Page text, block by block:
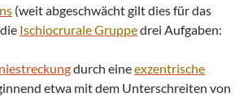
(weit abgeschwächt gilt dies für das
Ischiocrurale Gruppedrei Aufgaben:
durch eineexzentrische
etwa mit dem Unterschreiten von